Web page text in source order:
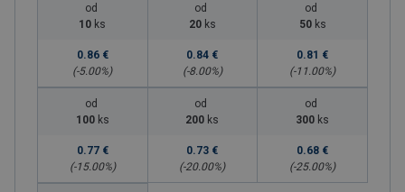
od
10 ks
0.86 €
(-5.00%)
od
20 ks
0.84 €
(-8.00%)
od
50 ks
0.81 €
(-11.00%)
od
100 ks
0.77 €
(-15.00%)
od
200 ks
0.73 €
(-20.00%)
od
300 ks
0.68 €
(-25.00%)